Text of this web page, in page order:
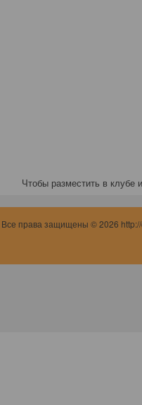
Чтобы разместить в клубе
Все права защищены © 2026 http://